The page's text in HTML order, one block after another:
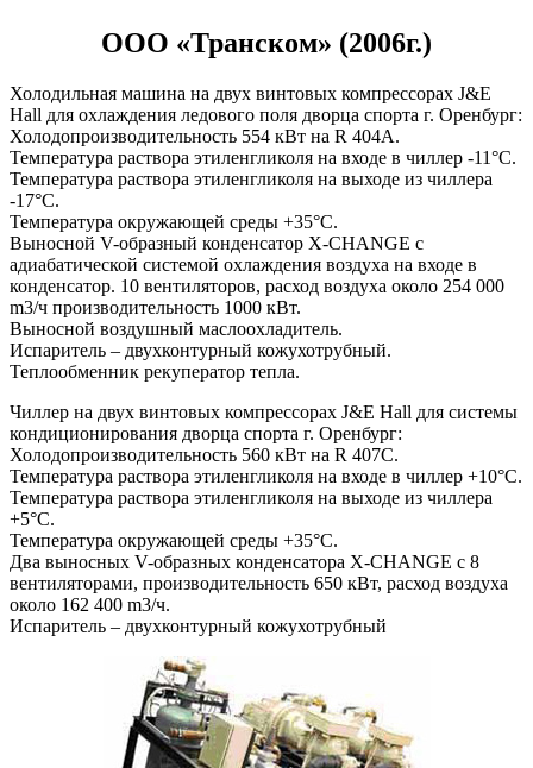
ООО «Транском» (2006г.)
Холодильная машина на двух винтовых компрессорах J&E
Hall для охлаждения ледового поля дворца спорта г. Оренбург:
Холодопроизводительность 554 кВт на R 404А.
Температура раствора этиленгликоля на входе в чиллер -11°С.
Температура раствора этиленгликоля на выходе из чиллера
-17°С.
Температура окружающей среды +35°С.
Выносной V-образный конденсатор Х-CHANGE c
адиабатической системой охлаждения воздуха на входе в
конденсатор. 10 вентиляторов, расход воздуха около 254 000
m3/ч производительность 1000 кВт.
Выносной воздушный маслоохладитель.
Испаритель – двухконтурный кожухотрубный.
Теплообменник рекуператор тепла.
Чиллер на двух винтовых компрессорах J&E Hall для системы
кондиционирования дворца спорта г. Оренбург:
Холодопроизводительность 560 кВт на R 407С.
Температура раствора этиленгликоля на входе в чиллер +10°С.
Температура раствора этиленгликоля на выходе из чиллера
+5°С.
Температура окружающей среды +35°С.
Два выносных V-образных конденсатора Х-CHANGE c 8
вентиляторами, производительность 650 кВт, расход воздуха
около 162 400 m3/ч.
Испаритель – двухконтурный кожухотрубный